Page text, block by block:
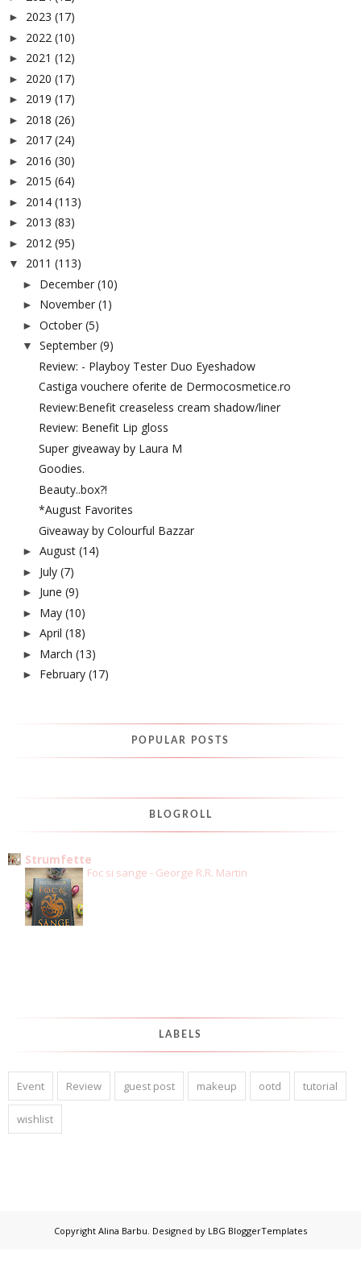
► 2023 (17)
► 2022 (10)
► 2021 (12)
► 2020 (17)
► 2019 (17)
► 2018 (26)
► 2017 (24)
► 2016 (30)
► 2015 (64)
► 2014 (113)
► 2013 (83)
► 2012 (95)
▼ 2011 (113)
► December (10)
► November (1)
► October (5)
▼ September (9)
Review: - Playboy Tester Duo Eyeshadow
Castiga vouchere oferite de Dermocosmetice.ro
Review:Benefit creaseless cream shadow/liner
Review: Benefit Lip gloss
Super giveaway by Laura M
Goodies.
Beauty..box?!
*August Favorites
Giveaway by Colourful Bazzar
► August (14)
► July (7)
► June (9)
► May (10)
► April (18)
► March (13)
► February (17)
POPULAR POSTS
BLOGROLL
Strumfette
Foc si sange - George R.R. Martin
LABELS
Event Review guest post makeup ootd tutorial
wishlist
Copyright Alina Barbu. Designed by LBG BloggerTemplates